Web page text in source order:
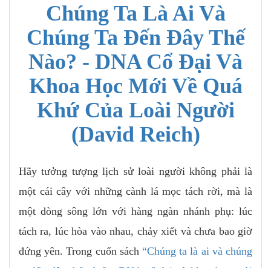
Chúng Ta Là Ai Và
Chúng Ta Đến Đây Thế
Nào? - DNA Cổ Đại Và
Khoa Học Mới Về Quá
Khứ Của Loài Người
(David Reich)
Hãy tưởng tượng lịch sử loài người không phải là
một cái cây với những cành lá mọc tách rời, mà là
một dòng sông lớn với hàng ngàn nhánh phụ: lúc
tách ra, lúc hòa vào nhau, chảy xiết và chưa bao giờ
đứng yên. Trong cuốn sách “Chúng ta là ai và chúng